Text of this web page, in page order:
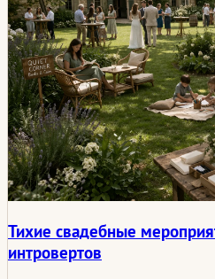
Тихие свадебные
интровертов